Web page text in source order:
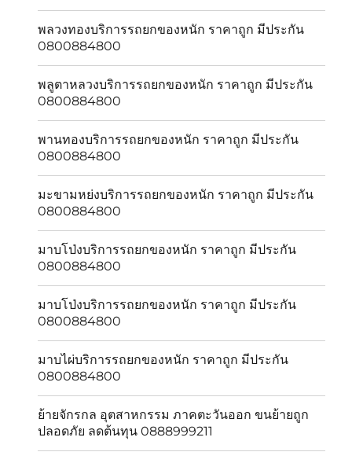
พลวงทองบริการรถยกของหนัก ราคาถูก มีประกัน
0800884800
พลูตาหลวงบริการรถยกของหนัก ราคาถูก มีประกัน
0800884800
พานทองบริการรถยกของหนัก ราคาถูก มีประกัน
0800884800
มะขามหย่งบริการรถยกของหนัก ราคาถูก มีประกัน
0800884800
มาบโป่งบริการรถยกของหนัก ราคาถูก มีประกัน
0800884800
มาบโป่งบริการรถยกของหนัก ราคาถูก มีประกัน
0800884800
มาบไผ่บริการรถยกของหนัก ราคาถูก มีประกัน
0800884800
ย้ายจักรกล อุตสาหกรรม ภาคตะวันออก ขนย้ายถูก
ปลอดภัย ลดต้นทุน 0888999211